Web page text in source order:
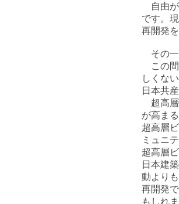
自由が
です。
再開発
その一
この間
しくな
日本共
超高層
が高ま
超高層
ミュニ
超高層
日本建
動より
再開発
もしれ